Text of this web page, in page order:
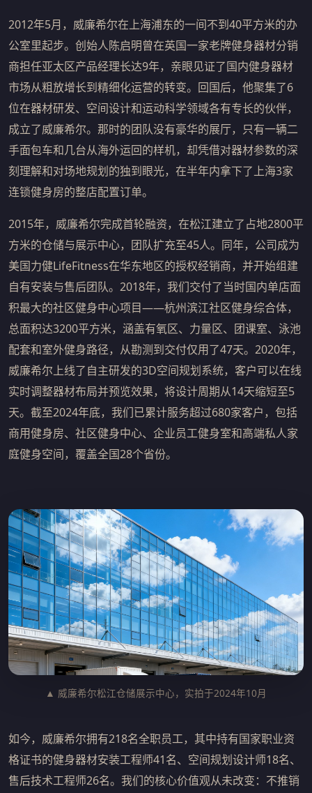
2012年5月，威廉希尔在上海浦东的一间不到40平方米的办
公室里起步。创始人陈启明曾在英国一家老牌健身器材分销
商担任亚太区产品经理长达9年，亲眼见证了国内健身器材
市场从粗放增长到精细化运营的转变。回国后，他聚集了6
位在器材研发、空间设计和运动科学领域各有专长的伙伴，
成立了威廉希尔。那时的团队没有豪华的展厅，只有一辆二
手面包车和几台从海外运回的样机，却凭借对器材参数的深
刻理解和对场地规划的独到眼光，在半年内拿下了上海3家
连锁健身房的整店配置订单。
2015年，威廉希尔完成首轮融资，在松江建立了占地2800平
方米的仓储与展示中心，团队扩充至45人。同年，公司成为
美国力健LifeFitness在华东地区的授权经销商，并开始组建
自有安装与售后团队。2018年，我们交付了当时国内单店面
积最大的社区健身中心项目——杭州滨江社区健身综合体，
总面积达3200平方米，涵盖有氧区、力量区、团课室、泳池
配套和室外健身路径，从勘测到交付仅用了47天。2020年，
威廉希尔上线了自主研发的3D空间规划系统，客户可以在线
实时调整器材布局并预览效果，将设计周期从14天缩短至5
天。截至2024年底，我们已累计服务超过680家客户，包括
商用健身房、社区健身中心、企业员工健身室和高端私人家
庭健身空间，覆盖全国28个省份。
▲ 威廉希尔松江仓储展示中心，实拍于2024年10月
如今，威廉希尔拥有218名全职员工，其中持有国家职业资
格证书的健身器材安装工程师41名、空间规划设计师18名、
售后技术工程师26名。我们的核心价值观从未改变：不推销